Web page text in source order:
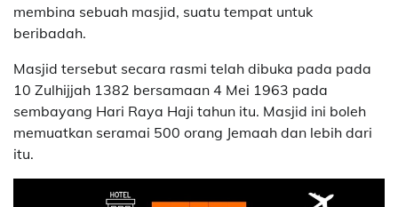
membina sebuah masjid, suatu tempat untuk
beribadah.
Masjid tersebut secara rasmi telah dibuka pada pada
10 Zulhijjah 1382 bersamaan 4 Mei 1963 pada
sembayang Hari Raya Haji tahun itu. Masjid ini boleh
memuatkan seramai 500 orang Jemaah dan lebih dari
itu.